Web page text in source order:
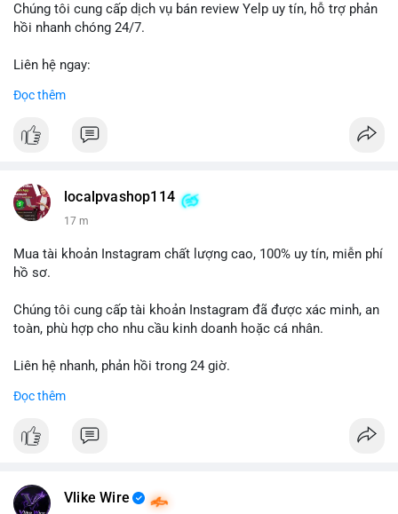
được theo dõi chặt chẽ trong 24-48 giờ tới vì có thể kéo theo
biến động giá cục bộ.
Lời khuyên: Nhà đầu tư nhỏ lẻ nên quan sát phản ứng giá tại
nhận dòng tiền tiếp theo từ địa chỉ nhận để đánh giá xu hướng
Chúng tôi cung cấp dịch vụ bán review Yelp uy tín, hỗ trợ phản
hồi nhanh chóng 24/7.
Liên hệ ngay:
✈️ Telegram: @localpvashop
LocalPvaShop – Đối tác đáng tin cậy giúp thương hiệu của bạn
Đọc thêm
localpvashop114
17 m
Mua tài khoản Instagram chất lượng cao, 100% uy tín, miễn phí
hồ sơ.
Chúng tôi cung cấp tài khoản Instagram đã được xác minh, an
toàn, phù hợp cho nhu cầu kinh doanh hoặc cá nhân.
Liên hệ nhanh, phản hồi trong 24 giờ.
📞 WhatsApp: +1 660 215-8938
Đọc thêm
Vlike Wire